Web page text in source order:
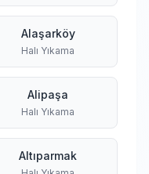
Alaşarköy
Halı Yıkama
Alipaşa
Halı Yıkama
Altıparmak